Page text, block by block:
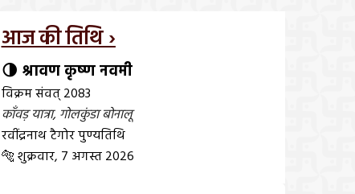
आज की तिथि ›
🌗 श्रावण कृष्ण नवमी
विक्रम संवत् 2083
काँवड़ यात्रा,गोलकुंडा बोनालू
रवींद्रनाथ टैगोर पुण्यतिथि
🐅 शुक्रवार, 7 अगस्त 2026